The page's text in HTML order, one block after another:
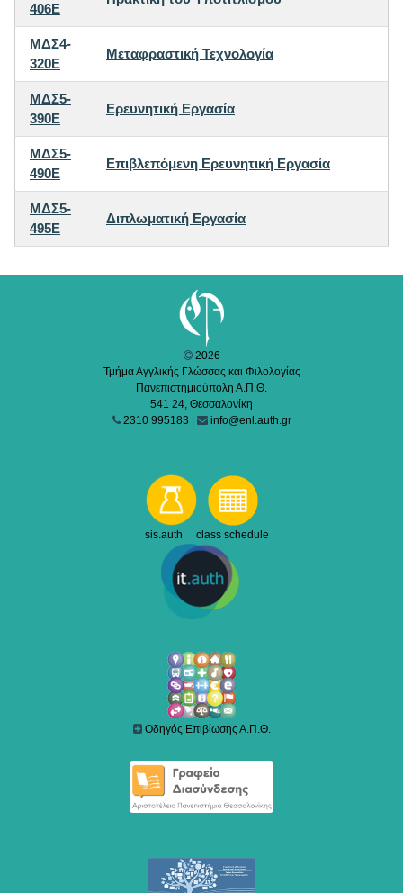
406E
ΜΔΣ4-
320E
Μεταφραστική Τεχνολογία
ΜΔΣ5-
390E
Ερευνητική Εργασία
ΜΔΣ5-
490E
Επιβλεπόμενη Ερευνητική Εργασία
ΜΔΣ5-
495E
Διπλωματική Εργασία
2026
Τμήμα Αγγλικής Γλώσσας και Φιλολογίας
Πανεπιστημιούπολη Α.Π.Θ.
541 24, Θεσσαλονίκη
2310 995183 |
info@enl.auth.gr
sis.auth class schedule
Οδηγός Επιβίωσης Α.Π.Θ.